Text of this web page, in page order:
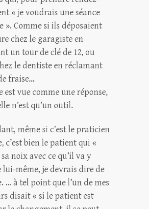
« je voudrais une séance
». Comme si ils déposaient
chez le garagiste en
un tour de clé de 12, ou
le dentiste en réclamant
fraise…
est vue comme une réponse,
n’est qu’un outil.
même si c’est le praticien
c’est bien le patient qui «
noix avec ce qu’il va y
lui-même, je devrais dire de
… à tel point que l’un de mes
disait « si le patient est